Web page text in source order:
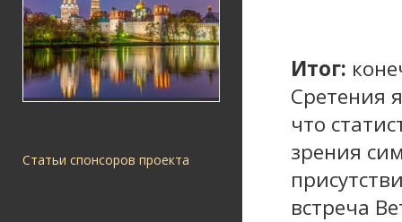
Статьи спонсоров проекта
Итог:
Сретения
что
зрения
встреча